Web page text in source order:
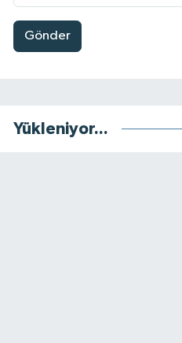
Gönder
Yükleniyor...